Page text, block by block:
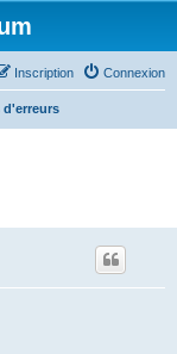
Connexion
Inscription
d'erreurs